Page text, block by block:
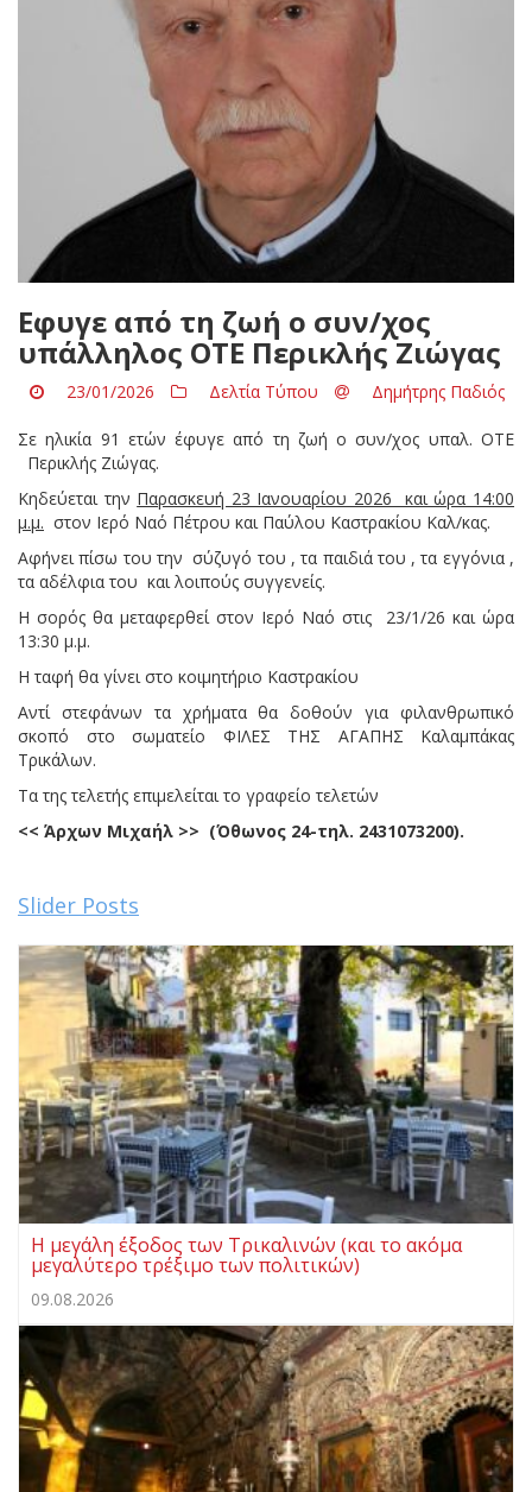
Eφυγε από τη ζωή ο συν/χος
υπάλληλος ΟΤΕ Περικλής Ζιώγας
23/01/2026 Δελτία Τύπου Δημήτρης Παδιός
Σε ηλικία 91 ετών έφυγε από τη ζωή ο συν/χος υπαλ. ΟΤΕ
Περικλής Ζιώγας.
Κηδεύεται την Παρασκευή 23 Ιανουαρίου 2026 και ώρα 14:00
μ.μ. στον Ιερό Ναό Πέτρου και Παύλου Καστρακίου Καλ/κας.
Αφήνει πίσω του την σύζυγό του , τα παιδιά του , τα εγγόνια ,
τα αδέλφια του και λοιπούς συγγενείς.
Η σορός θα μεταφερθεί στον Ιερό Ναό στις 23/1/26 και ώρα
13:30 μ.μ.
Η ταφή θα γίνει στο κοιμητήριο Καστρακίου
Αντί στεφάνων τα χρήματα θα δοθούν για φιλανθρωπικό
σκοπό στο σωματείο ΦΙΛΕΣ ΤΗΣ ΑΓΑΠΗΣ Καλαμπάκας
Τρικάλων.
Τα της τελετής επιμελείται το γραφείο τελετών
<< Άρχων Μιχαήλ >> (Όθωνος 24-τηλ. 2431073200).
Slider Posts
Η μεγάλη έξοδος των Τρικαλινών (και το ακόμα
μεγαλύτερο τρέξιμο των πολιτικών)
09.08.2026